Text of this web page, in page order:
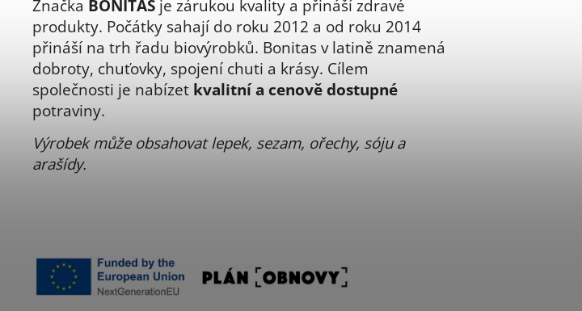
Značka BONITAS je zárukou kvality a přináší zdravé
produkty. Počátky sahají do roku 2012 a od roku 2014
přináší na trh řadu biovýrobků. Bonitas v latině znamená
dobroty, chuťovky, spojení chuti a krásy. Cílem
společnosti je nabízet kvalitní a cenově dostupné
potraviny.
Výrobek může obsahovat lepek, sezam, ořechy, sóju a
arašídy.